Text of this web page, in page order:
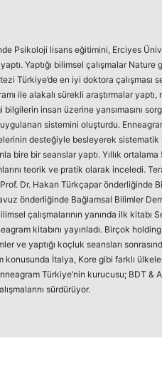
Psikoloji lisans eğitimini, Erciyes
Yaptığı bilimsel çalışmalar Nature
Türkiye’de en iyi doktora çalışması
ile alakalı sürekli araştırmalar yaptı,
insan üzerine yansımasını
sistemini oluşturdu.
desteğiyle besleyerek sistematik
bire bir seanslar yaptı. Yıllık
teorik ve pratik olarak inceledi.
Dr. Hakan Türkçapar önderliğinde
önderliğinde Bağlamsal Bilimler
çalışmalarının yanında ilk kitabı
kitabını yayınladı. Birçok
ve yaptığı koçluk seansları
İtalya, Kore gibi farklı
Türkiye’nin kurucusu; BDT &
sürdürüyor.